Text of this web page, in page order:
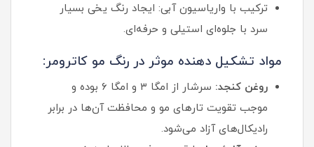
ترکیب با واریاسیون آبی: ایجاد رنگ یخی بسیار
سرد با جلوه‌ای استیلی و حرفه‌ای.
مواد تشکیل دهنده موثر در رنگ مو کاترومر:
روغن کنجد:
سرشار از امگا ۳ و امگا ۶ بوده و
موجب تقویت تارهای مو و محافظت آن‌ها در برابر
رادیکال‌های آزاد می‌شود.